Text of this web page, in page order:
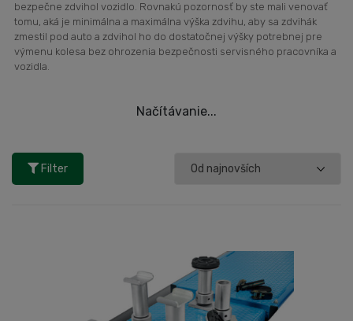
bezpečne zdvihol vozidlo. Rovnakú pozornosť by ste mali venovať
tomu, aká je minimálna a maximálna výška zdvihu, aby sa zdvihák
zmestil pod auto a zdvihol ho do dostatočnej výšky potrebnej pre
výmenu kolesa bez ohrozenia bezpečnosti servisného pracovníka a
vozidla.
Načítávanie...
Filter